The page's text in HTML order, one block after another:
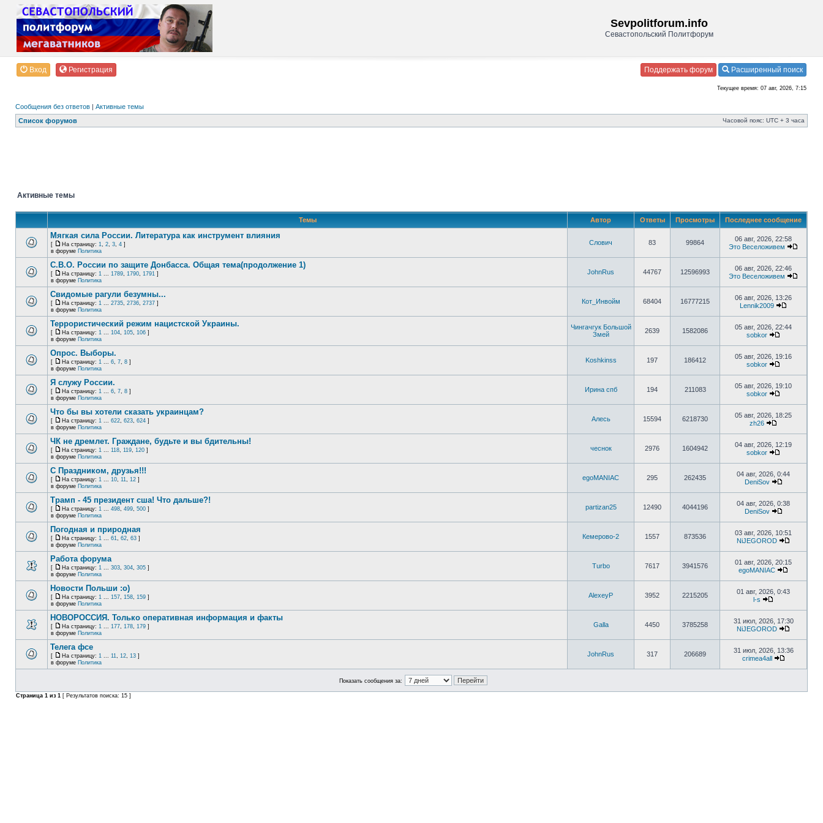
Sevpolitforum.info
Севастопольский Политфорум
Вход Регистрация Поддержать форум Расширенный поиск
Текущее время: 07 авг, 2026, 7:15
Сообщения без ответов | Активные темы
Список форумов
Часовой пояс: UTC + 3 часа
Активные темы
Темы Автор Ответы Просмотры Последнее сообщение
Мягкая сила России. Литература как инструмент влияния
[ На страницу: 1, 2, 3, 4 ]
в форуме Политика
Слович 83 99864
06 авг, 2026, 22:58
Это Веселоживем
С.В.О. России по защите Донбасса. Общая тема(продолжение 1)
[ На страницу: 1 ... 1789, 1790, 1791 ]
в форуме Политика
JohnRus 44767 12596993
06 авг, 2026, 22:46
Это Веселоживем
Свидомые рагули безумны...
[ На страницу: 1 ... 2735, 2736, 2737 ]
в форуме Политика
Кот_Инвойм 68404 16777215
06 авг, 2026, 13:26
Lennik2009
Террористический режим нацистской Украины.
[ На страницу: 1 ... 104, 105, 106 ]
в форуме Политика
Чингачгук Большой
Змей
2639 1582086
05 авг, 2026, 22:44
sobkor
Опрос. Выборы.
[ На страницу: 1 ... 6, 7, 8 ]
в форуме Политика
Koshkinss 197 186412
05 авг, 2026, 19:16
sobkor
Я служу России.
[ На страницу: 1 ... 6, 7, 8 ]
в форуме Политика
Ирина спб 194 211083
05 авг, 2026, 19:10
sobkor
Что бы вы хотели сказать украинцам?
[ На страницу: 1 ... 622, 623, 624 ]
в форуме Политика
Алесь 15594 6218730
05 авг, 2026, 18:25
zh26
ЧК не дремлет. Граждане, будьте и вы бдительны!
[ На страницу: 1 ... 118, 119, 120 ]
в форуме Политика
чеснок 2976 1604942
04 авг, 2026, 12:19
sobkor
С Праздником, друзья!!!
[ На страницу: 1 ... 10, 11, 12 ]
в форуме Политика
egoMANIAC 295 262435
04 авг, 2026, 0:44
DeniSov
Трамп - 45 президент сша! Что дальше?!
[ На страницу: 1 ... 498, 499, 500 ]
в форуме Политика
partizan25 12490 4044196
04 авг, 2026, 0:38
DeniSov
Погодная и природная
[ На страницу: 1 ... 61, 62, 63 ]
в форуме Политика
Кемерово-2 1557 873536
03 авг, 2026, 10:51
NiJEGOROD
Работа форума
[ На страницу: 1 ... 303, 304, 305 ]
в форуме Политика
Turbo 7617 3941576
01 авг, 2026, 20:15
egoMANIAC
Новости Польши :o)
[ На страницу: 1 ... 157, 158, 159 ]
в форуме Политика
AlexeyP 3952 2215205
01 авг, 2026, 0:43
l-s
НОВОРОССИЯ. Только оперативная информация и факты
[ На страницу: 1 ... 177, 178, 179 ]
в форуме Политика
Galla 4450 3785258
31 июл, 2026, 17:30
NiJEGOROD
Телега фсе
[ На страницу: 1 ... 11, 12, 13 ]
в форуме Политика
JohnRus 317 206689
31 июл, 2026, 13:36
crimea4all
Показать сообщения за:
Страница 1 из 1 [ Результатов поиска: 15 ]